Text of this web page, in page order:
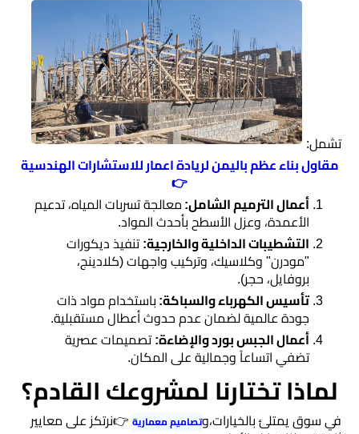
تشمل:
مقاول بناء عظم باليمن لريادة اعمار للاستشارات الهندسية
👉
​أعمال الترميم الشامل:معالجة تسربات المياه، تدعيم
الأعمدة، وعزل الأسطح بأحدث المواد.
​التشطيبات الداخلية والخارجية:تنفيذ ديكورات
"مودرن" وكلاسيك، وتركيب واجهات (كلادينج،
بروفايل، حجر).
​تأسيس الكهرباء والسباكة:باستخدام مواد ذات
جودة عالمية لضمان عدم حدوث أعطال مستقبلية.
​أعمال الجبس بورد والإضاءة:تصميمات عصرية
تضفي اتساعاً وجمالية على المكان.
​لماذا تختارنا لمشروعك القادم؟
​في سوق يمتلئ بالخيارات،وتصاميم معمارية 👉نرتكز على معايير